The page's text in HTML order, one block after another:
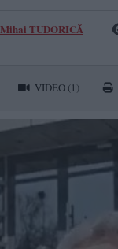
Mihai TUDORICĂ
VIDEO (1)